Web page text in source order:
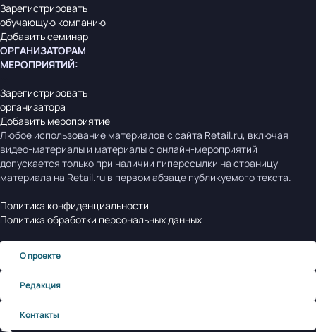
Зарегистрировать
обучающую компанию
Добавить семинар
ОРГАНИЗАТОРАМ
МЕРОПРИЯТИЙ:
Зарегистрировать
организатора
Добавить мероприятие
Любое использование материалов с сайта Retail.ru, включая
видео-материалы и материалы с онлайн-мероприятий
допускается только при наличии гиперссылки на страницу
материала на Retail.ru в первом абзаце публикуемого текста.
Политика конфиденциальности
Политика обработки персональных данных
О проекте
Редакция
Контакты